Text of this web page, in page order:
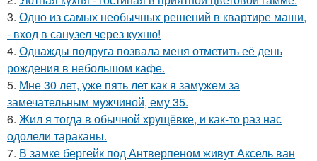
3. Одно из самых необычных решений в квартире маши,
- вход в санузел через кухню!
4. Однажды подруга позвала меня отметить её день
рождения в небольшом кафе.
5. Мне 30 лет, уже пять лет как я замужем за
замечательным мужчиной, ему 35.
6. Жил я тогда в обычной хрущёвке, и как-то раз нас
одолели тараканы.
7. В замке бергейк под Антверпеном живут Аксель ван